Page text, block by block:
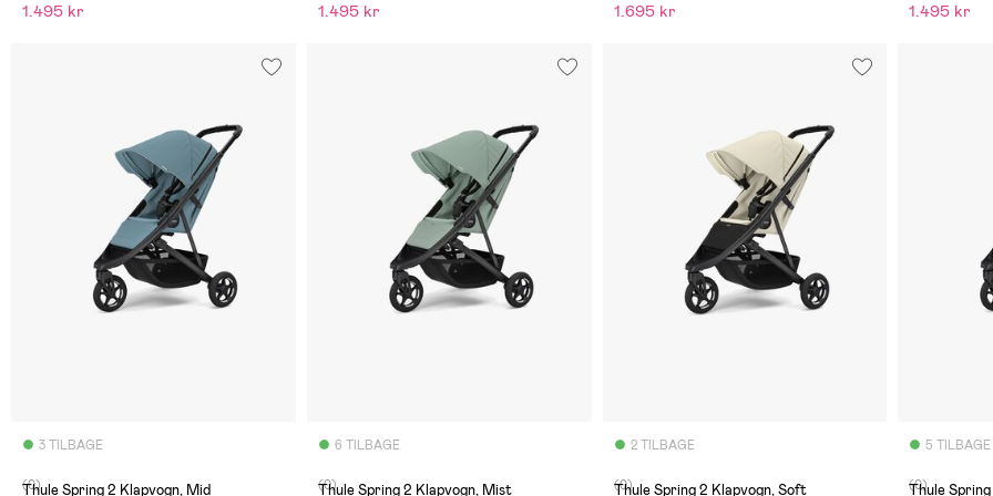
1.495 kr 1.495 kr 1.695 kr 1.495 kr
3 TILBAGE
(0)
Thule Spring 2 Klapvogn, Mid
6 TILBAGE
(0)
Thule Spring 2 Klapvogn, Mist
2 TILBAGE
(0)
Thule Spring 2 Klapvogn, Soft
5 TILBAGE
(0)
Thule